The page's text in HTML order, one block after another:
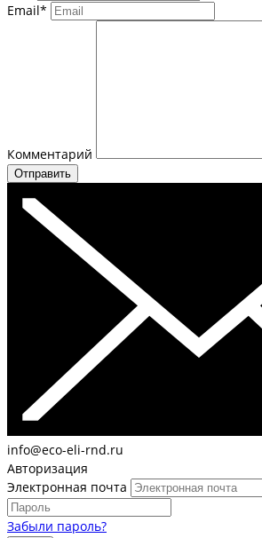
Email*
Комментарий
Отправить
info@eco-eli-rnd.ru
Авторизация
Электронная почта
Забыли пароль?